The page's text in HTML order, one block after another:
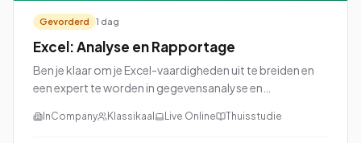
Gevorderd 1 dag
Excel: Analyse en Rapportage
Ben je klaar om je Excel-vaardigheden uit te breiden en
een expert te worden in gegevensanalyse en
Rapportage perfect voor jou!
InCompany Klassikaal Live Online Thuisstudie